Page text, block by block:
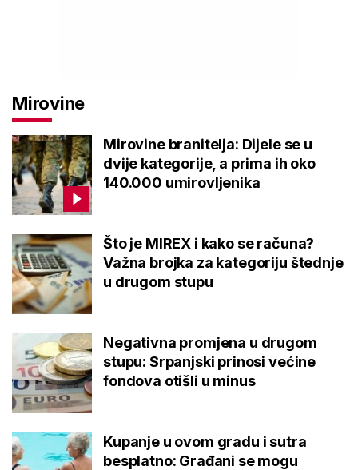
Mirovine
Mirovine branitelja: Dijele se u
dvije kategorije, a prima ih oko
140.000 umirovljenika
Što je MIREX i kako se računa?
Važna brojka za kategoriju štednje
u drugom stupu
Negativna promjena u drugom
stupu: Srpanjski prinosi većine
fondova otišli u minus
Kupanje u ovom gradu i sutra
besplatno: Građani se mogu